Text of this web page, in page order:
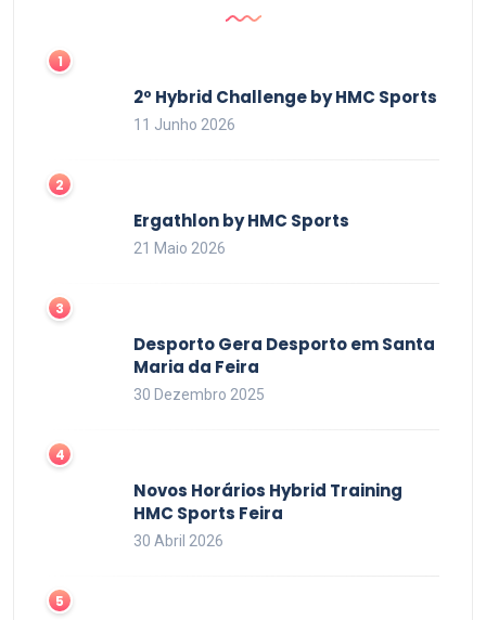
2º Hybrid Challenge by HMC Sports
11 Junho 2026
Ergathlon by HMC Sports
21 Maio 2026
Desporto Gera Desporto em Santa
Maria da Feira
30 Dezembro 2025
Novos Horários Hybrid Training
HMC Sports Feira
30 Abril 2026